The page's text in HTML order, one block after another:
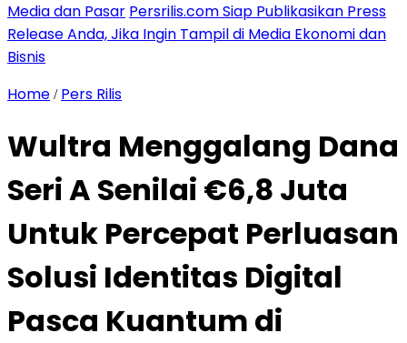
Media dan Pasar Persrilis.com Siap Publikasikan Press
Release Anda, Jika Ingin Tampil di Media Ekonomi dan
Bisnis
Home / Pers Rilis
Wultra Menggalang Dana
Seri A Senilai €6,8 Juta
Untuk Percepat Perluasan
Solusi Identitas Digital
Pasca Kuantum di